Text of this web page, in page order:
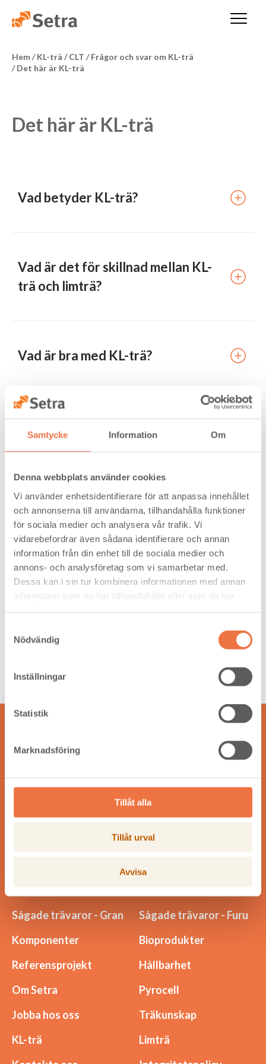
Samtycke Information Om
Denna webbplats använder cookies
Vi använder enhetsidentifierare för att anpassa innehållet
och annonserna till användarna, tillhandahålla funktioner
för sociala medier och analysera vår trafik. Vi
vidarebefordrar även sådana identifierare och annan
information från din enhet till de sociala medier och
annons- och analysföretag som vi samarbetar med.
Dessa kan i sin tur kombinera informationen med annan
information som du har tillhandahållit eller som de har
Nödvändig
Inställningar
Statistik
Marknadsföring
Tillåt alla
Tillåt urval
Avvisa
Hem/ KL-trä / CLT / Frågor och svar om KL-trä
/ Det här är KL-trä
Det här är KL-trä
Vad betyder KL-trä?
Vad är det för skillnad mellan KL-
trä och limträ?
Vad är bra med KL-trä?
Vad används KL-trä till?
Vad väger KL-trä?
Vad står KL-trä för?
Hur tillverkas KL-trä?
Vår vision är att skapa långsiktig lönsamhet och bidra till
Sågade trävaror - Gran
Sågade trävaror - Furu
Komponenter
Bioprodukter
Referensprojekt
Hållbarhet
Om Setra
Pyrocell
Jobba hos oss
Träkunskap
KL-trä
Limträ